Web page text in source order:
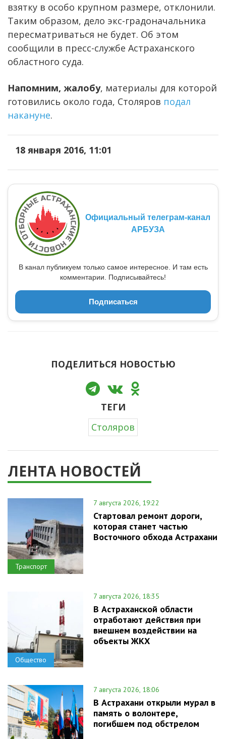
взятку в особо крупном размере, отклонили.
Таким образом, дело экс-градоначальника
пересматриваться не будет. Об этом
сообщили в пресс-службе Астраханского
областного суда.
Напомним, жалобу, материалы для которой
готовились около года, Столяров подал
накануне.
18 января 2016, 11:01
Официальный телеграм-канал
АРБУЗА
В канал публикуем только самое интересное. И там есть
комментарии. Подписывайтесь!
Подписаться
ПОДЕЛИТЬСЯ НОВОСТЬЮ
ТЕГИ
Столяров
ЛЕНТА НОВОСТЕЙ
Транспорт
7 августа 2026, 19:22
Стартовал ремонт дороги,
которая станет частью
Восточного обхода Астрахани
Общество
7 августа 2026, 18:35
В Астраханской области
отработают действия при
внешнем воздействии на
объекты ЖКХ
7 августа 2026, 18:06
В Астрахани открыли мурал в
память о волонтере,
погибшем под обстрелом